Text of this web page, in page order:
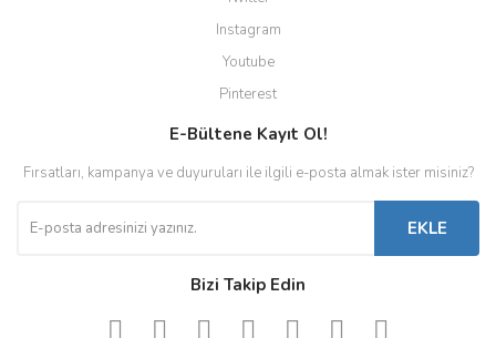
Instagram
Youtube
Pinterest
E-Bültene Kayıt Ol!
Fırsatları, kampanya ve duyuruları ile ilgili e-posta almak ister misiniz?
EKLE
Bizi Takip Edin